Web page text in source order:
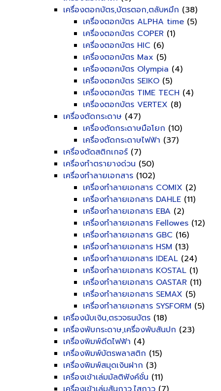
เครื่องตอกบัตร,บัตรตอก,ตลับหมึก (38)
เครื่องตอกบัตร ALPHA time (5)
เครื่องตอกบัตร COPER (1)
เครื่องตอกบัตร HIC (6)
เครื่องตอกบัตร Max (5)
เครื่องตอกบัตร Olympia (4)
เครื่องตอกบัตร SEIKO (5)
เครื่องตอกบัตร TIME TECH (4)
เครื่องตอกบัตร VERTEX (8)
เครื่องตัดกระดาษ (47)
เครื่องตัดกระดาษมือโยก (10)
เครื่องตัดกระดาษไฟฟ้า (37)
เครื่องตัดสติกเกอร์ (7)
เครื่องทำตรายางด่วน (50)
เครื่องทำลายเอกสาร (102)
เครื่องทำลายเอกสาร COMIX (2)
เครื่องทำลายเอกสาร DAHLE (11)
เครื่องทำลายเอกสาร EBA (2)
เครื่องทำลายเอกสาร Fellowes (12)
เครื่องทำลายเอกสาร GBC (16)
เครื่องทำลายเอกสาร HSM (13)
เครื่องทำลายเอกสาร IDEAL (24)
เครื่องทำลายเอกสาร KOSTAL (1)
เครื่องทำลายเอกสาร OASTAR (11)
เครื่องทำลายเอกสาร SEMAX (5)
เครื่องทำลายเอกสาร SYSFORM (5)
เครื่องนับเงิน,ตรวจธนบัตร (18)
เครื่องพับกระดาษ,เครื่องพับสันปก (23)
เครื่องพิมพ์ดีดไฟฟ้า (4)
เครื่องพิมพ์บัตรพลาสติก (15)
เครื่องพิมพ์สมุดเงินฝาก (3)
เครื่องเข้าเล่มมัลติฟังค์ชั่น (11)